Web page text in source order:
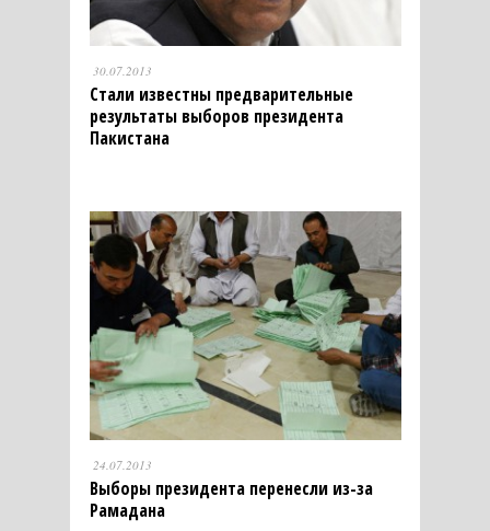
30.07.2013
Стали известны предварительные
результаты выборов президента
Пакистана
24.07.2013
Выборы президента перенесли из-за
Рамадана